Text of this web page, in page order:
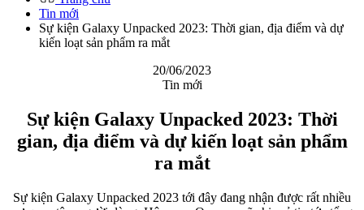
Tin mới
Sự kiện Galaxy Unpacked 2023: Thời gian, địa điểm và dự
kiến loạt sản phẩm ra mắt
20/06/2023
Tin mới
Sự kiện Galaxy Unpacked 2023: Thời
gian, địa điểm và dự kiến loạt sản phẩm
ra mắt
Sự kiện Galaxy Unpacked 2023 tới đây đang nhận được rất nhiều